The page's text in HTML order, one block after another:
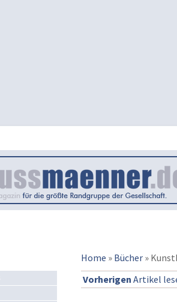
Home » Bücher »
Vorherigen Artikel